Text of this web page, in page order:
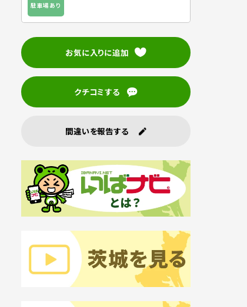
駐車場あり
お気に入りに追加
クチコミする
間違いを報告する